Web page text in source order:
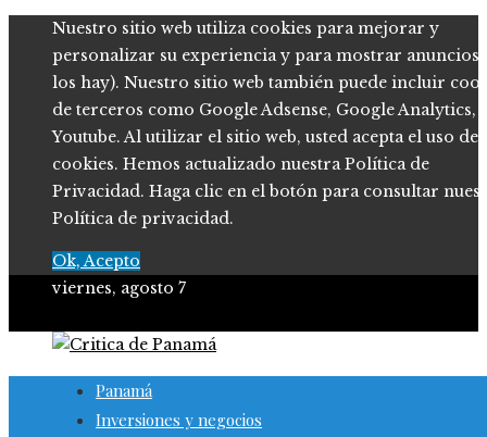
Nuestro sitio web utiliza cookies para mejorar y
personalizar su experiencia y para mostrar anuncios
los hay). Nuestro sitio web también puede incluir
de terceros como Google Adsense, Google Analytics,
Youtube. Al utilizar el sitio web, usted acepta el uso de
cookies. Hemos actualizado nuestra Política de
Privacidad. Haga clic en el botón para consultar
Política de privacidad.
Ok, Acepto
viernes, agosto 7
Panamá
Inversiones y negocios